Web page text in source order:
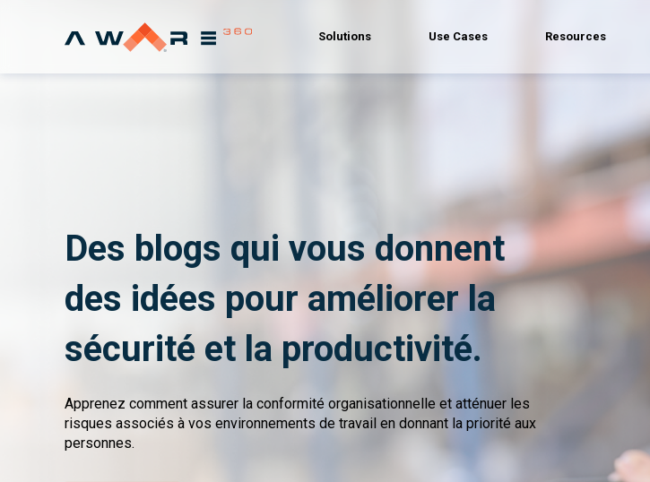
Solutions Use Cases Resources
Des blogs qui vous donnent
des idées pour améliorer la
sécurité et la productivité.
Apprenez comment assurer la conformité organisationnelle et atténuer les
risques associés à vos environnements de travail en donnant la priorité aux
personnes.